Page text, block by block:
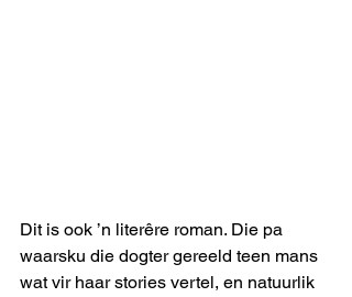
Dit is ook ’n literêre roman. Die pa
waarsku die dogter gereeld teen mans
wat vir haar stories vertel, en natuurlik